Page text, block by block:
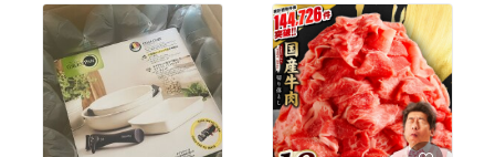
フェイシャルケア 美容グ
ッズ 女性用 顔用 ギフト
母の日 プレゼント 実用的
容クリニック 橋本医師監
修 サプリメント】 100m
g （4粒中）フランス海岸
松樹皮抽出物【30日分・
120粒】 ピクノジェノー
ル サプリメント pycnoge
nol 120 フランス海岸松
樹皮エキス 10年以上のロ
ングセラー